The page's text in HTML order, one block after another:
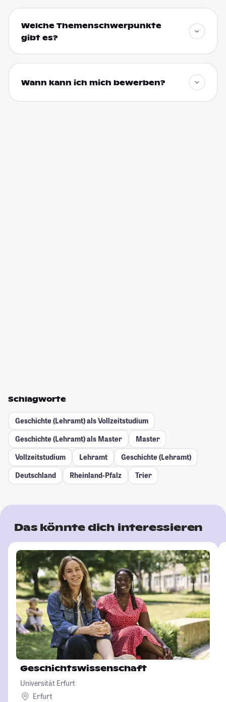
Welche Themenschwerpunkte
gibt es?
Wann kann ich mich bewerben?
Schlagworte
Geschichte (Lehramt) als Vollzeitstudium
Geschichte (Lehramt) als Master
Master
Vollzeitstudium
Lehramt
Geschichte (Lehramt)
Deutschland
Rheinland-Pfalz Trier
Das könnte dich interessieren
Geschichtswissenschaft
Universität Erfurt
Erfurt